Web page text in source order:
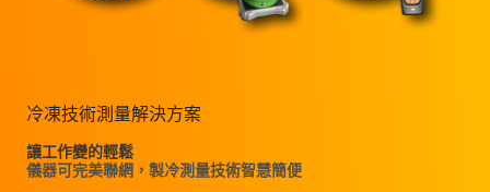
冷凍技術測量解決方案
讓工作變的輕鬆
儀器可完美聯網，製冷測量技術智慧簡便